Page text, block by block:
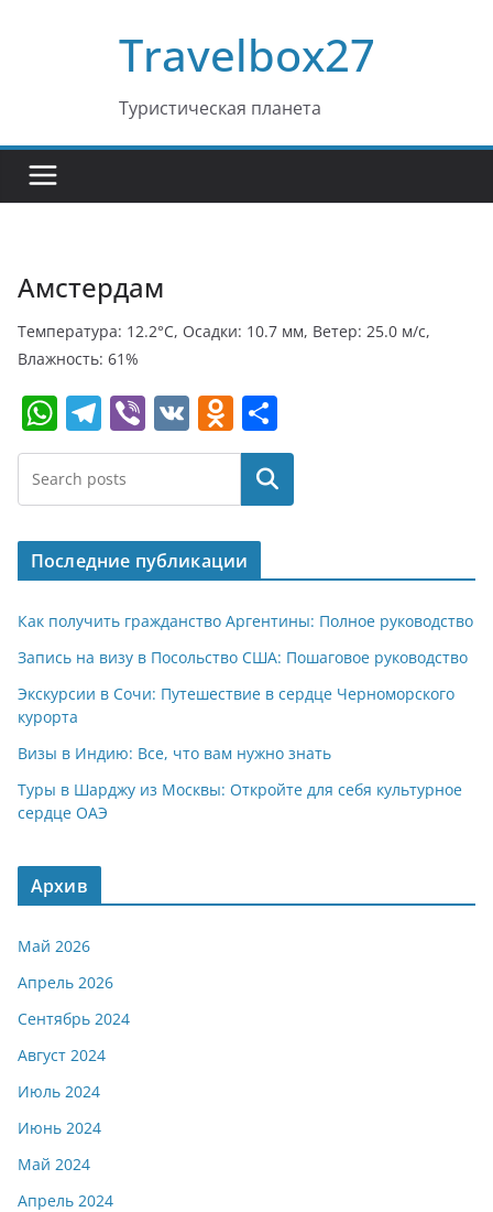
Travelbox27
Туристическая планета
Амстердам
Температура: 12.2°C, Осадки: 10.7 мм, Ветер: 25.0 м/с,
Влажность: 61%
W
h
at
s
A
p
p
T
el
e
gr
a
m
Vi
b
V
K
O
d
o
kl
a
ss
ni
ki
т
п
р
в
и
т
ь
Поиск
Последние публикации
Как получить гражданство Аргентины: Полное руководство
Запись на визу в Посольство США: Пошаговое руководство
Экскурсии в Сочи: Путешествие в сердце Черноморского
курорта
Визы в Индию: Все, что вам нужно знать
Туры в Шарджу из Москвы: Откройте для себя культурное
сердце ОАЭ
Архив
Май 2026
Апрель 2026
Сентябрь 2024
Август 2024
Июль 2024
Июнь 2024
Май 2024
Апрель 2024